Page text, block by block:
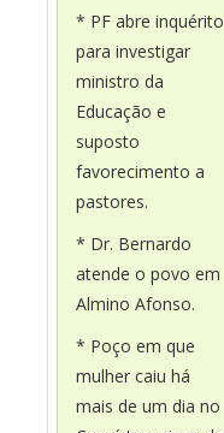
* PF abre inquérito
para investigar
ministro da
Educação e
suposto
favorecimento a
pastores.
* Dr. Bernardo
atende o povo em
Almino Afonso.
* Poço em que
mulher caiu há
mais de um dia no